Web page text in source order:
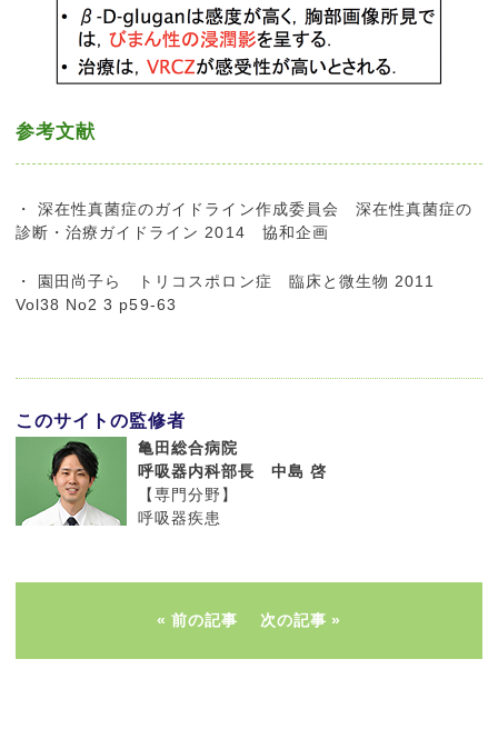
参考文献
・ 深在性真菌症のガイドライン作成委員会 深在性真菌症の
診断・治療ガイドライン 2014 協和企画
・ 園田尚子ら トリコスポロン症 臨床と微生物 2011
Vol38 No2 3 p59-63
このサイトの監修者
亀田総合病院
呼吸器内科部長 中島 啓
【専門分野】
呼吸器疾患
前の記事 次の記事